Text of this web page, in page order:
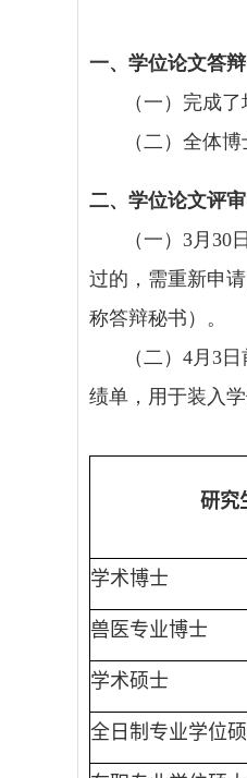
一、学位论文答
（一）完成
（二）全体
二、学位论文评
（一） 3月 30
过的，需重新申
称答辩秘书）。
（二） 4月 3日
绩单，用于装入学
研究
学术博士
兽医专业博士
学术硕士
全日制专业学位